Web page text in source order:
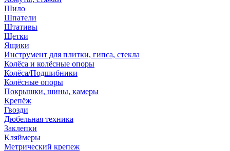
Шило
Шпатели
Штативы
Щетки
Ящики
Инструмент для плитки, гипса, стекла
Колёса и колёсные опоры
Колёса/Подшибники
Колёсные опоры
Покрышки, шины, камеры
Крепёж
Гвозди
Дюбельная техника
Заклепки
Кляймеры
Метрический крепеж